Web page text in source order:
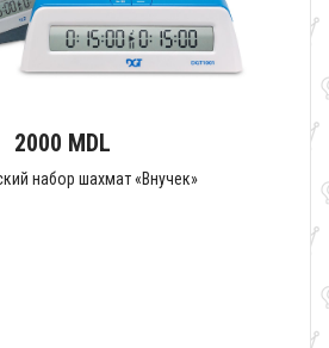
2000 MDL
набор шахмат «Внучек»